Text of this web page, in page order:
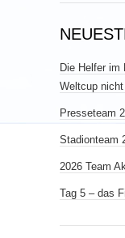
Die Helfer im
Weltcup nicht
Presseteam
Stadionteam
2026 Team
Tag 5 – das